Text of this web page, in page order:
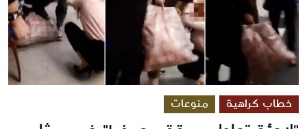
خطاب كراهية منوعات